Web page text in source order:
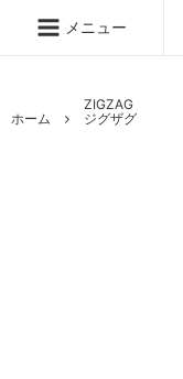
メニュー
ホーム
ZIGZAG
ジグザグ